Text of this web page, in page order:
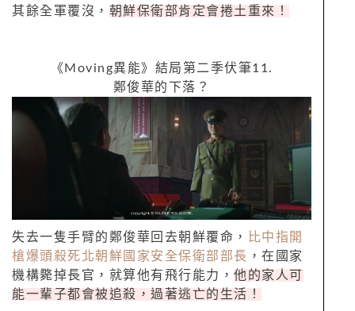
其餘全軍覆沒， 朝鮮保衛部肯定會捲土重來！
《 Moving異能》結局第二季伏筆11.
鄭俊華的下落？
失去一隻手臂的鄭俊華回去朝鮮覆命，
比中指開
槍爆頭殺死北朝鮮國家安全保衛部部長 ，在國家
機構斃掉長官，就算他有飛行能力， 他的家人可
能一輩子都會被追殺，過著逃亡的生活！